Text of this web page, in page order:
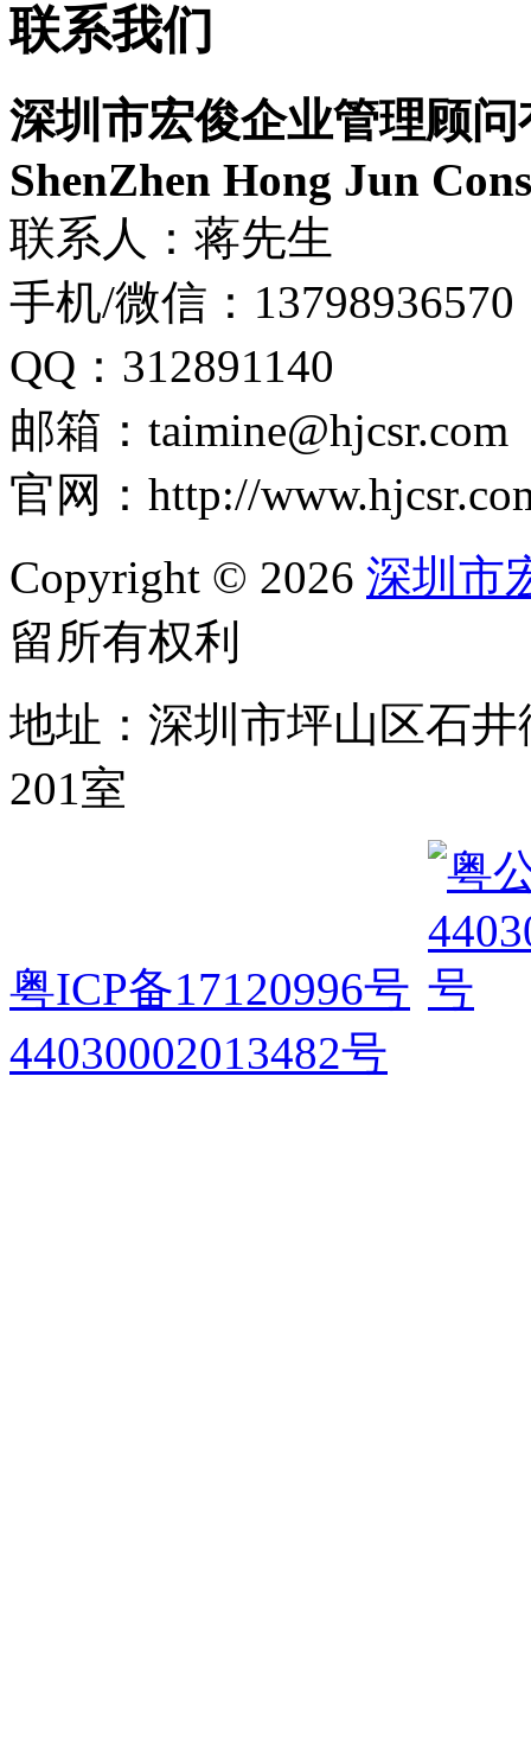
联系我们
深圳市宏俊企业管理顾
ShenZhen Hong Jun
联系人：蒋先生
手机/微信：13798936570
QQ：312891140
邮箱：taimine@hjcsr.com
官网：http://
Copyright © 2026 深圳市
留所有权利
地址：深圳市坪山区石
201室
粤ICP备17120996号
44030002013482号